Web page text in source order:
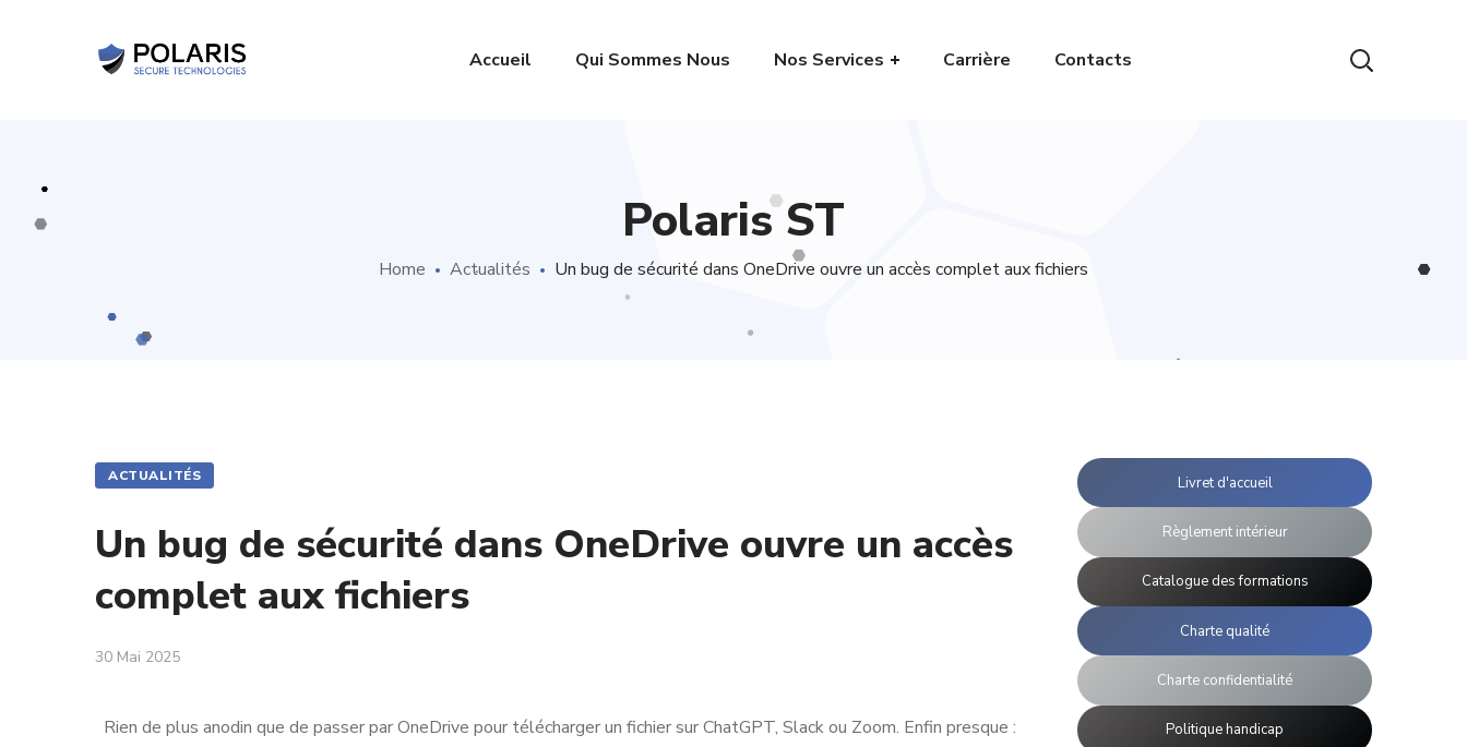
Accueil Qui Sommes Nous Nos Services Carrière Contacts
Polaris ST
Home Actualités Un bug de sécurité dans OneDrive ouvre un accès complet aux fichiers
ACTUALITÉS
Un bug de sécurité dans OneDrive ouvre un accès
complet aux fichiers
30 Mai 2025
Rien de plus anodin que de passer par OneDrive pour télécharger un fichier sur ChatGPT, Slack ou Zoom. Enfin presque :
Livret d'accueil
Règlement intérieur
Catalogue des formations
Charte qualité
Charte confidentialité
Politique handicap